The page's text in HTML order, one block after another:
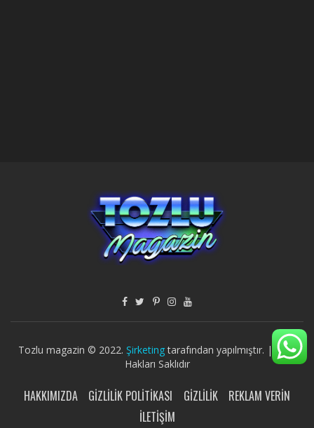
Tozlu magazin © 2022. Şirketingtarafından yapılmıştır. | Tüm
Hakları Saklıdır
HAKKIMIZDA GIZLILIK POLITIKASI GIZLILIK
REKLAM VERIN
İLETIŞIM